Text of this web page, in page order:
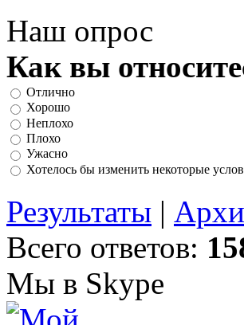
Наш опрос
Как вы
Отлично
Хорошо
Неплохо
Плохо
Ужасно
Хотелось бы изменить некоторые
Результаты |
Всего ответов:
Мы в Skype